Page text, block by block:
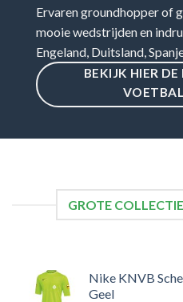
Ervaren groundhopper of
mooie wedstrijden en
Engeland, Duitsland,
BEKIJK HIER
GROTE
Nike KNVB
Geel